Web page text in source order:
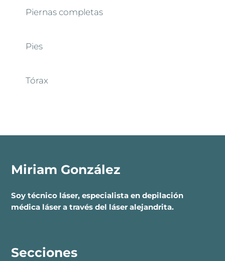
Piernas completas
Pies
Tórax
Miriam González
Soy técnico láser, especialista en depilación
médica láser a través del láser alejandrita.
Secciones